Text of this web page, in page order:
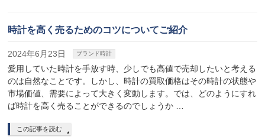
時計を高く売るためのコツについてご紹介
2024年6月23日 ブランド時計
愛用していた時計を手放す時、少しでも高値で売却したいと考える
のは自然なことです。しかし、時計の買取価格はその時計の状態や
市場価値、需要によって大きく変動します。では、どのようにすれ
ば時計を高く売ることができるのでしょうか …
この記事を読む